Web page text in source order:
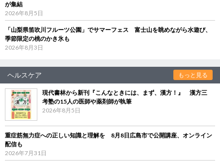
が集結
2026年8月5日
「山梨県笛吹川フルーツ公園」でサマーフェス 富士山を眺めながら水遊び、
季節限定の桃のかき氷も
2026年8月3日
ヘルスケア もっと見る
現代書林から新刊『こんなときには、まず、漢方！』 漢方三
考塾の15人の医師や薬剤師が執筆
2026年8月5日
重症筋無力症への正しい知識と理解を 8月8日広島市で公開講座、オンライン
配信も
2026年7月31日